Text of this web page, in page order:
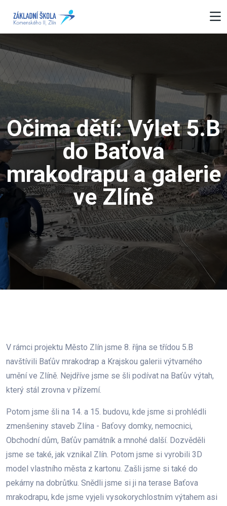
Očima dětí: Výlet 5.B
do Baťova
mrakodrapu a galerie
ve Zlíně
V rámci projektu Město Zlín jsme 8. října se třídou 5.B
navštívili Baťův mrakodrap a Krajskou galerii výtvarného
umění ve Zlíně. Nejdříve jsme se šli podívat na Baťův výtah,
který stál zrovna v přízemí.
Potom jsme šli na 14. a 15. budovu, kde jsme si prohlédli
zmenšeniny staveb Zlína - Baťovy domky, nemocnici,
Obchodní dům, Baťův památník a mnohé další. Dozvěděli
jsme se také, jak vznikal Zlín. Potom jsme si vyrobili 3D
model vlastního města z kartonu. Zašli jsme si také do
pekárny na dobrůtku. Snědli jsme si ji na terase Baťova
mrakodrapu, kde jsme vyjeli vysokorychlostním výtahem asi